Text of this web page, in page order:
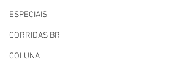
ESPECIAIS
CORRIDAS BR
COLUNA